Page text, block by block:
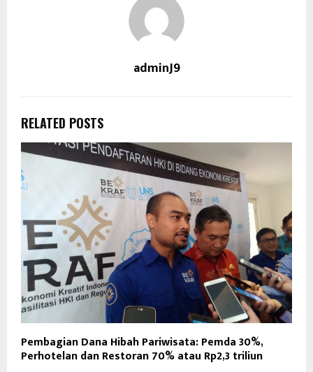
adminJ9
RELATED POSTS
Pembagian Dana Hibah Pariwisata: Pemda 30%,
Perhotelan dan Restoran 70% atau Rp2,3 triliun